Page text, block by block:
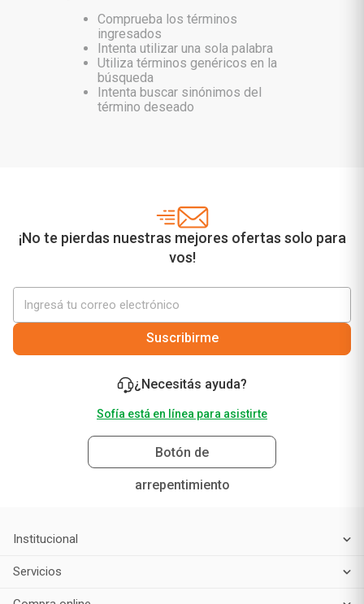
Comprueba los términos
ingresados
Intenta utilizar una sola palabra
Utiliza términos genéricos en la
búsqueda
Intenta buscar sinónimos del
término deseado
¡No te pierdas nuestras mejores ofertas solo para
vos!
Suscribirme
¿Necesitás ayuda?
Sofía está en línea para asistirte
Botón de
arrepentimiento
Institucional
Servicios